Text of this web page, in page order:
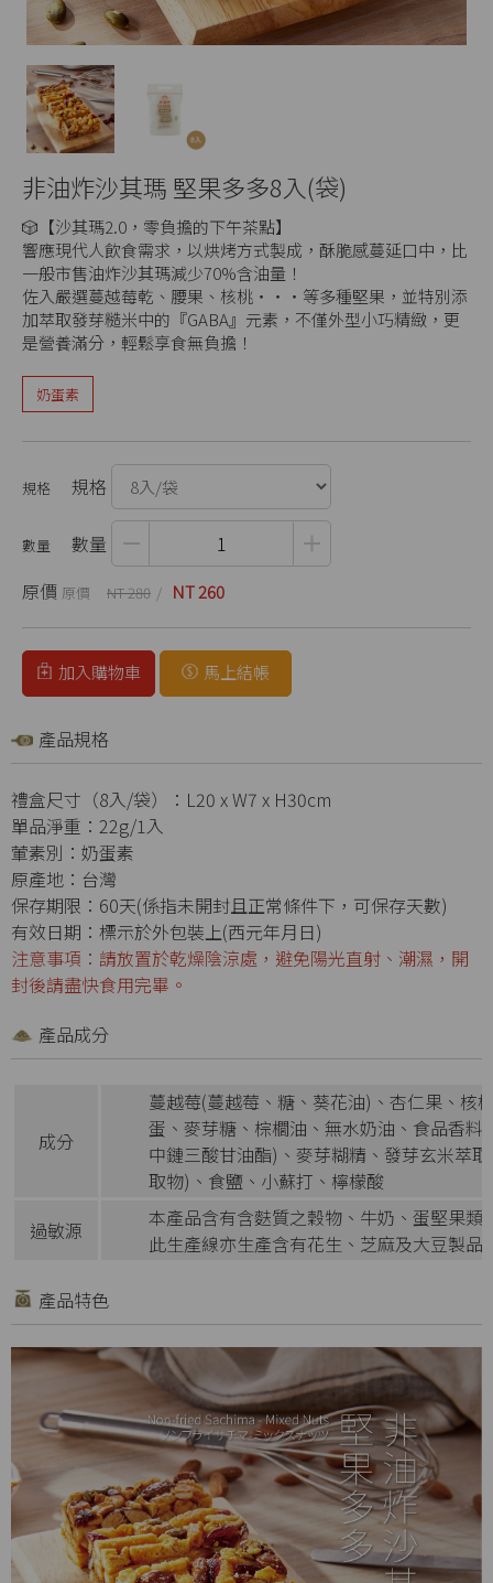
非油炸沙其瑪 堅果多多8入(袋)
🎲【沙其瑪2.0，零負擔的下午茶點】
響應現代人飲食需求，以烘烤方式製成，酥脆感蔓延口中，比
一般市售油炸沙其瑪減少70%含油量！
佐入嚴選蔓越莓乾、腰果、核桃‧‧‧等多種堅果，並特別添
加萃取發芽糙米中的『GABA』元素，不僅外型小巧精緻，更
是營養滿分，輕鬆享食無負擔！
奶蛋素
規格
數量
原價
NT 280 NT 260
加入購物車 馬上結帳
產品規格
禮盒尺寸（8入/袋）：L20 x W7 x H30cm
單品淨重：22g/1入
葷素別：奶蛋素
原產地：台灣
保存期限：60天(係指未開封且正常條件下，可保存天數)
有效日期：標示於外包裝上(西元年月日)
注意事項：請放置於乾燥陰涼處，避免陽光直射、潮濕，開
封後請盡快食用完畢。
產品成分
成分
蔓越莓(蔓越莓、糖、葵花油)、杏仁果、核
蛋、麥芽糖、棕櫚油、無水奶油、食品香
中鏈三酸甘油酯)、麥芽糊精、發芽玄米萃
取物)、食鹽、小蘇打、檸檬酸
過敏源
本產品含有含麩質之穀物、牛奶、蛋堅果
此生產線亦生產含有花生、芝麻及大豆製品
產品特色